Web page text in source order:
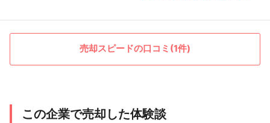
売却スピードの口コミ(1件)
この企業で売却した体験談